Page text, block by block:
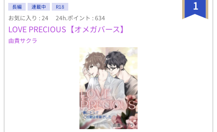
1
長編 連載中 R18
お気に入り : 24 24h.ポイント : 634
LOVE PRECIOUS【オメガバース】
由貴サクラ